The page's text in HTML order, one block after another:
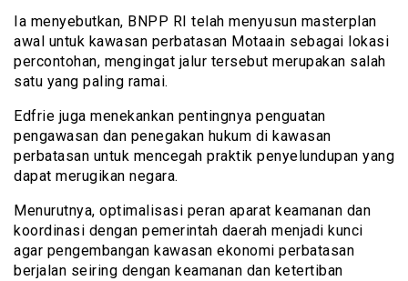
Ia menyebutkan, BNPP RI telah menyusun masterplan
awal untuk kawasan perbatasan Motaain sebagai lokasi
percontohan, mengingat jalur tersebut merupakan salah
satu yang paling ramai.
Edfrie juga menekankan pentingnya penguatan
pengawasan dan penegakan hukum di kawasan
perbatasan untuk mencegah praktik penyelundupan yang
dapat merugikan negara.
Menurutnya, optimalisasi peran aparat keamanan dan
koordinasi dengan pemerintah daerah menjadi kunci
agar pengembangan kawasan ekonomi perbatasan
berjalan seiring dengan keamanan dan ketertiban